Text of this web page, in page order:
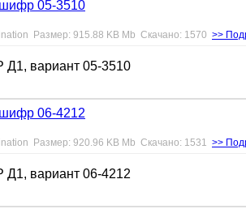
05-3510
Размер: 915.88 KB Mb Скачано: 1570 >>
Д1, вариант 05-3510
06-4212
Размер: 920.96 KB Mb Скачано: 1531 >>
Д1, вариант 06-4212